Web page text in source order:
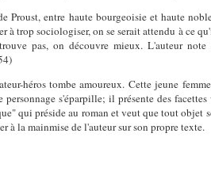
Proust, entre haute bourgeoisie et haute
à trop sociologiser, on se serait attendu à
pas, on découvre mieux. L'auteur
héros tombe amoureux. Cette jeune
s'éparpille; il présente des
qui préside au roman et veut que tout objet
à la mainmise de l'auteur sur son propre texte.